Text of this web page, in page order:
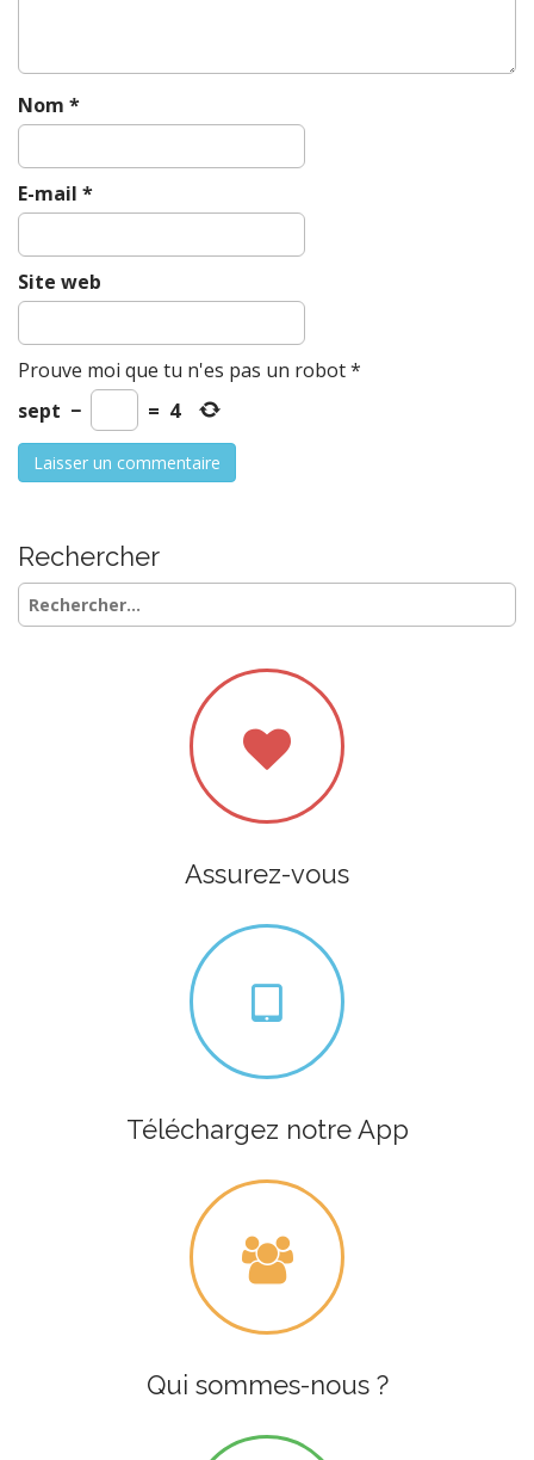
Nom *
E-mail *
Site web
Prouve moi que tu n'es pas un robot*
sept − = 4
Rechercher
Rechercher :
Assurez-vous
Téléchargez notre App
Qui sommes-nous ?